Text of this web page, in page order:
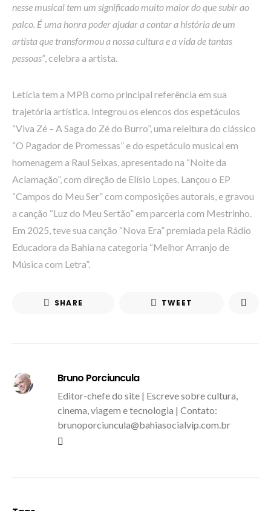
nesse musical tem um significado muito maior do que subir ao
palco. É uma honra poder ajudar a contar a história de um
artista que transformou a nossa cultura e a vida de tantas
pessoas”, celebra a artista.
Letícia tem a MPB como principal referência em sua
trajetória artística. Integrou os elencos dos espetáculos
“Viva Zé – A Saga do Zé do Burro”, uma releitura do clássico
“O Pagador de Promessas” e do espetáculo musical em
homenagem a Raul Seixas, apresentado na “Noite da
Aclamação”, com direção de Elísio Lopes. Lançou o EP
“Campos do Meu Ser” com composições autorais, e gravou
a canção “Luz do Meu Sertão” em parceria com Mestrinho.
Em 2025, teve sua canção “Nova Era” premiada pela Rádio
Educadora da Bahia na categoria “Melhor Arranjo de
Música com Letra”.
SHARE TWEET
Bruno Porciuncula
Editor-chefe do site | Escreve sobre cultura,
cinema, viagem e tecnologia | Contato:
brunoporciuncula@bahiasocialvip.com.br